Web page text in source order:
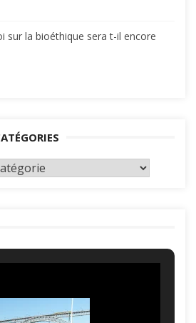
sur la bioéthique sera t-il encore